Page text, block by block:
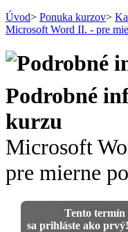
Úvod> Ponuka kurzov>
Microsoft Word II. - pre
Podrobné
kurzu
Microsoft
pre mierne
Tento
sa prihláste ako prvý!